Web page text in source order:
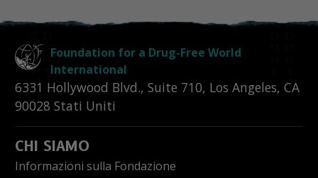
Foundation for a Drug-Free World
International
6331 Hollywood Blvd., Suite 710, Los Angeles, CA
90028 Stati Uniti
CHI SIAMO
Informazioni sulla Fondazione